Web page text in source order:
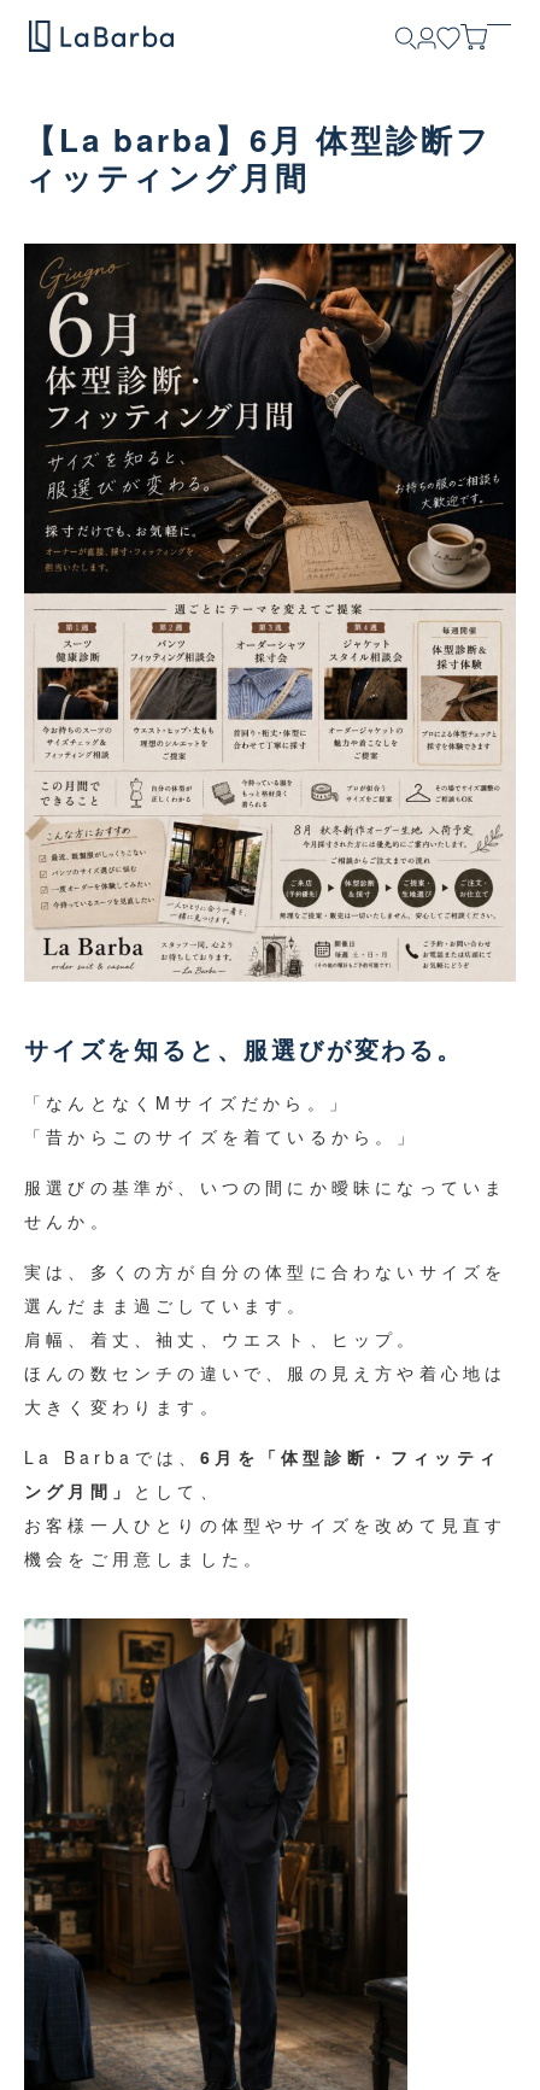
【La barba】6月 体型診断フ
ィッティング月間
サイズを知ると、服選びが変わる。
「なんとなくMサイズだから。」
「昔からこのサイズを着ているから。」
服選びの基準が、いつの間にか曖昧になっていま
せんか。
実は、多くの方が自分の体型に合わないサイズを
選んだまま過ごしています。
肩幅、着丈、袖丈、ウエスト、ヒップ。
ほんの数センチの違いで、服の見え方や着心地は
大きく変わります。
La Barbaでは、6月を「体型診断・フィッティ
ング月間」 として、
お客様一人ひとりの体型やサイズを改めて見直す
機会をご用意しました。